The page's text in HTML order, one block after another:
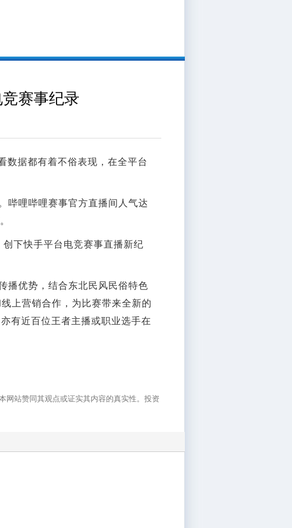
赛事纪录
数据都有着不俗表现，在全平台
哔哩哔哩赛事官方直播间人气达
下快手平台电竞赛事直播新纪
播优势，结合东北民风民俗特色
上营销合作，为比赛带来全新的
有近百位王者主播或职业选手在
网站赞同其观点或证实其内容的真实性。投资